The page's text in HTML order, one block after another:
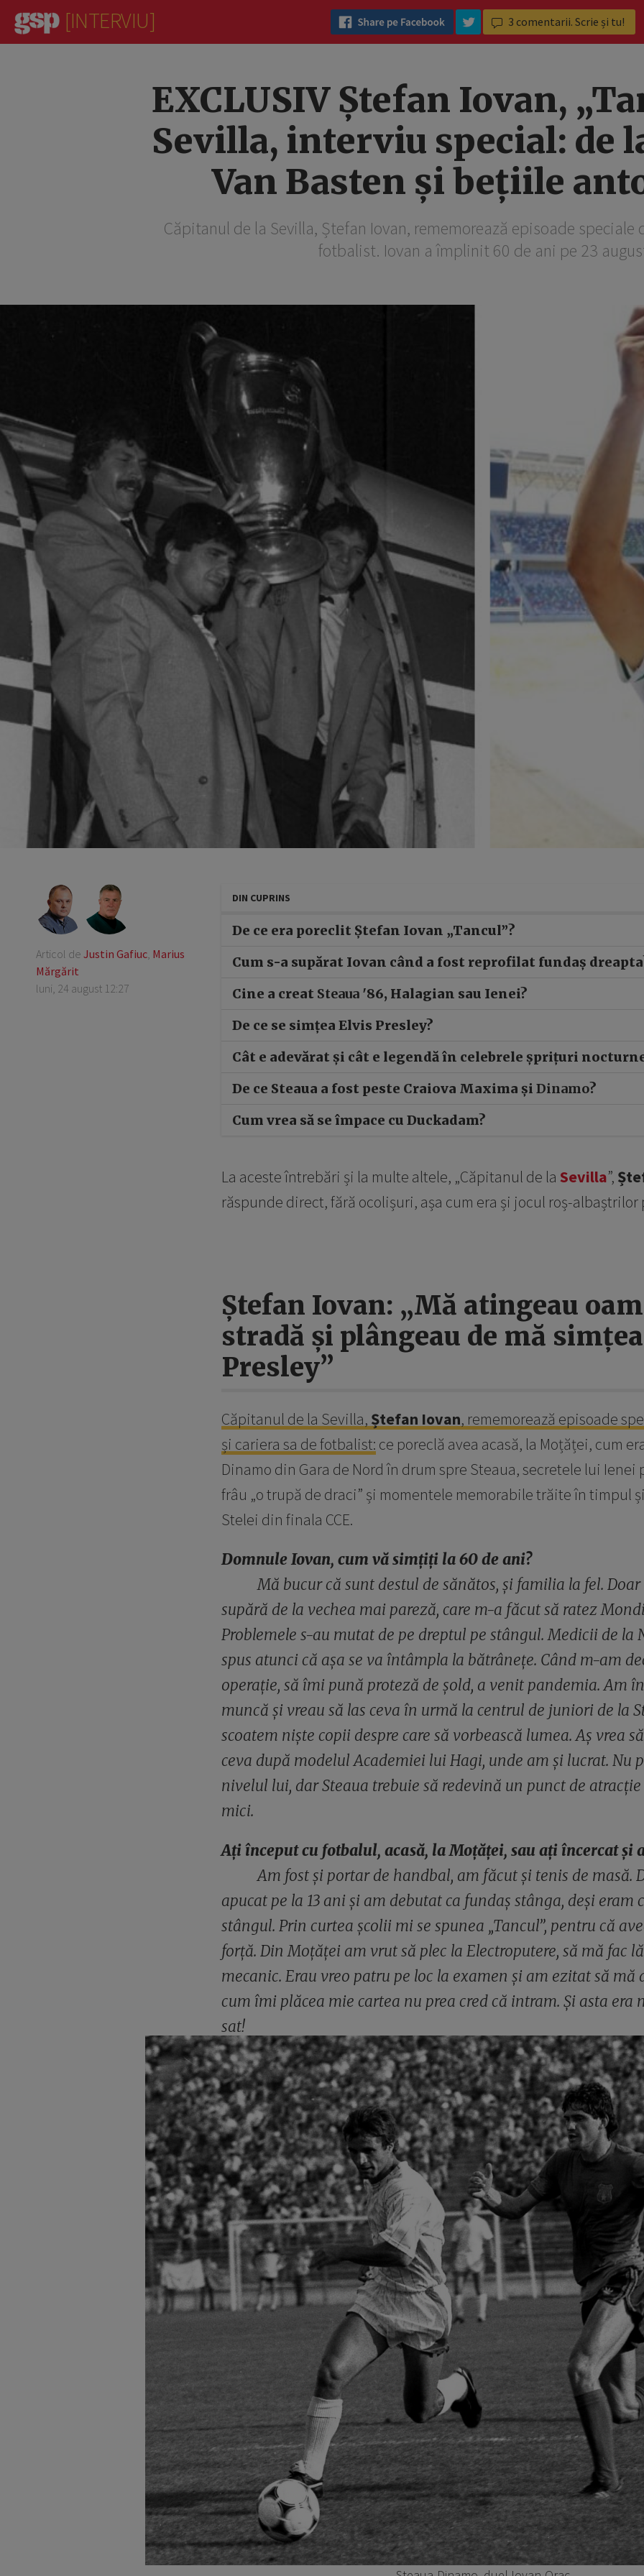
[INTERVIU] 3 comentarii. Scrie și tu!
EXCLUSIV Ștefan Iovan,
Sevilla, interviu special: de
Van Basten și bețiile
Căpitanul de la Sevilla, Ștefan Iovan, rememorează episoade speciale
fotbalist. Iovan a împlinit 60 de ani pe 23
Articol de Justin Gafiuc, Marius
Mărgărit
luni, 24 august 12:27
DIN CUPRINS
De ce era poreclit Ștefan Iovan „Tancul”?
Cum s-a supărat Iovan când a fost reprofilat fundaș
Cine a creat Steaua '86, Halagian sau Ienei?
De ce se simțea Elvis Presley?
Cât e adevărat și cât e legendă în celebrele șprițuri
De ce Steaua a fost peste Craiova Maxima și Dinamo?
Cum vrea să se împace cu Duckadam?
La aceste întrebări și la multe altele, „Căpitanul de la Sevilla”,
răspunde direct, fără ocolișuri, așa cum era și jocul roș-albaștrilor
Ștefan Iovan: „Mă atingeau
stradă și plângeau de mă
Presley”
Căpitanul de la Sevilla, Ștefan Iovan, rememorează episoade
și cariera sa de fotbalist: ce poreclă avea acasă, la Moțăței, cum
Dinamo din Gara de Nord în drum spre Steaua, secretele lui
frâu „o trupă de draci” și momentele memorabile trăite în timpul
Stelei din finala CCE.
Domnule Iovan, cum vă simțiți la 60 de ani?
Mă bucur că sunt destul de sănătos, și familia la fel.
supără de la vechea mai pareză, care m-a făcut să ratez
Problemele s-au mutat de pe dreptul pe stângul. Medicii de la
spus atunci că așa se va întâmpla la bătrânețe. Când m-am
operație, să îmi pună proteză de șold, a venit pandemia. Am
muncă și vreau să las ceva în urmă la centrul de juniori de la
scoatem niște copii despre care să vorbească lumea. Aș vrea
ceva după modelul Academiei lui Hagi, unde am și lucrat. Nu
nivelul lui, dar Steaua trebuie să redevină un punct de
mici.
Ați început cu fotbalul, acasă, la Moțăței, sau ați încercat și
Am fost și portar de handbal, am făcut și tenis de masă.
apucat pe la 13 ani și am debutat ca fundaș stânga, deși eram
stângul. Prin curtea școlii mi se spunea „Tancul”, pentru că
forță. Din Moțăței am vrut să plec la Electroputere, să mă fac
mecanic. Erau vreo patru pe loc la examen și am ezitat să mă
cum îmi plăcea mie cartea nu prea cred că intram. Și asta era
sat!